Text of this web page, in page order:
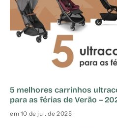
5 melhores carrinhos
para as férias de Verão –
em 10 de jul. de 2025